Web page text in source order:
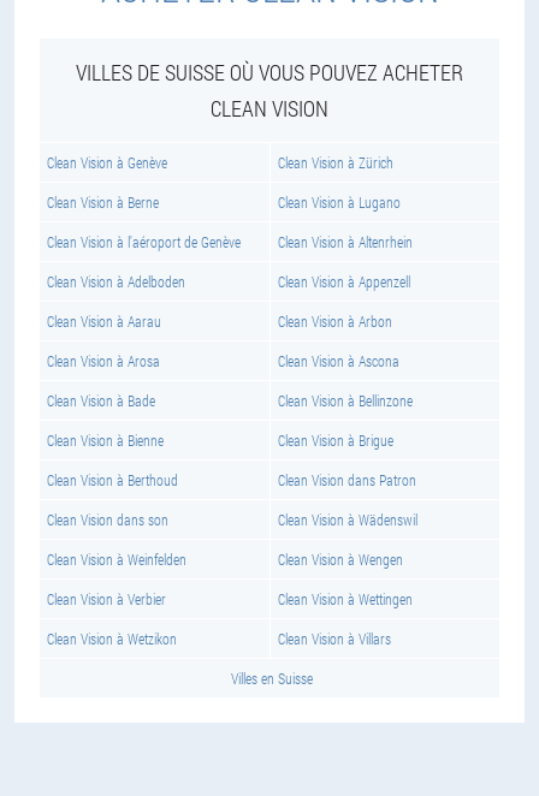
VILLES DE SUISSE OÙ VOUS POUVEZ ACHETER
CLEAN VISION
Clean Vision à Genève Clean Vision à Zürich
Clean Vision à Berne Clean Vision à Lugano
Clean Vision à l'aéroport de Genève Clean Vision à Altenrhein
Clean Vision à Adelboden Clean Vision à Appenzell
Clean Vision à Aarau Clean Vision à Arbon
Clean Vision à Arosa Clean Vision à Ascona
Clean Vision à Bade Clean Vision à Bellinzone
Clean Vision à Bienne Clean Vision à Brigue
Clean Vision à Berthoud Clean Vision dans Patron
Clean Vision dans son Clean Vision à Wädenswil
Clean Vision à Weinfelden Clean Vision à Wengen
Clean Vision à Verbier Clean Vision à Wettingen
Clean Vision à Wetzikon Clean Vision à Villars
Villes en Suisse